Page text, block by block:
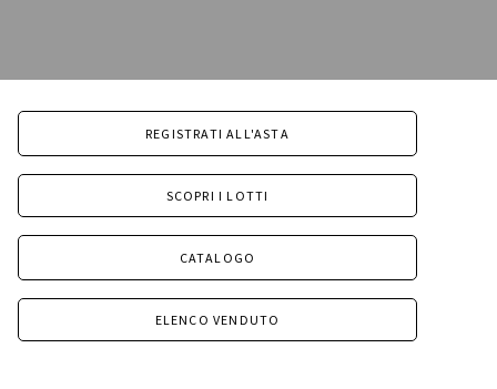
REGISTRATI ALL'ASTA
SCOPRI I LOTTI
CATALOGO
ELENCO VENDUTO